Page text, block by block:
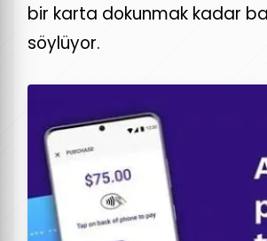
bir karta dokunmak kadar
söylüyor.